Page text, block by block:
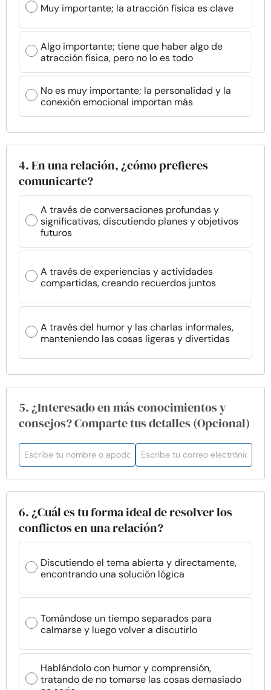
Muy importante; la atracción física es clave
Algo importante; tiene que haber algo de
atracción física, pero no lo es todo
No es muy importante; la personalidad y la
conexión emocional importan más
4. En una relación, ¿cómo prefieres
comunicarte?
A través de conversaciones profundas y
significativas, discutiendo planes y objetivos
futuros
A través de experiencias y actividades
compartidas, creando recuerdos juntos
A través del humor y las charlas informales,
manteniendo las cosas ligeras y divertidas
5. ¿Interesado en más conocimientos y
consejos? Comparte tus detalles (Opcional)
6. ¿Cuál es tu forma ideal de resolver los
conflictos en una relación?
Discutiendo el tema abierta y directamente,
encontrando una solución lógica
Tomándose un tiempo separados para
calmarse y luego volver a discutirlo
Hablándolo con humor y comprensión,
tratando de no tomarse las cosas demasiado